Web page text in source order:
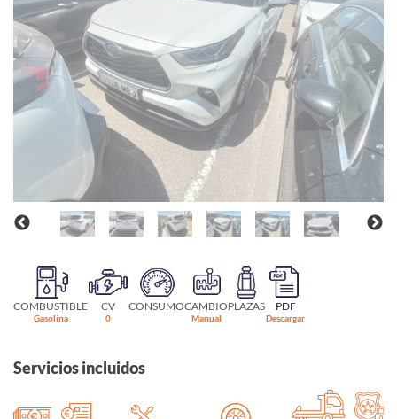
COMBUSTIBLE
Gasolina
CV
0
CONSUMOCAMBIO
Manual
PLAZAS PDF
Descargar
Servicios incluidos